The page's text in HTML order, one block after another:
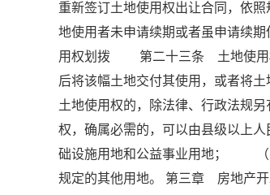
重新签订土地使用权出让合同，依
地使用者未申请续期或者虽申请
用权划拨 第二十三条 土地使用权
后将该幅土地交付其使用，或者将
土地使用权的，除法律、行政法
权，确属必需的，可以由县级以
础设施用地和公益事业用地； （
规定的其他用地。 第三章 房地产